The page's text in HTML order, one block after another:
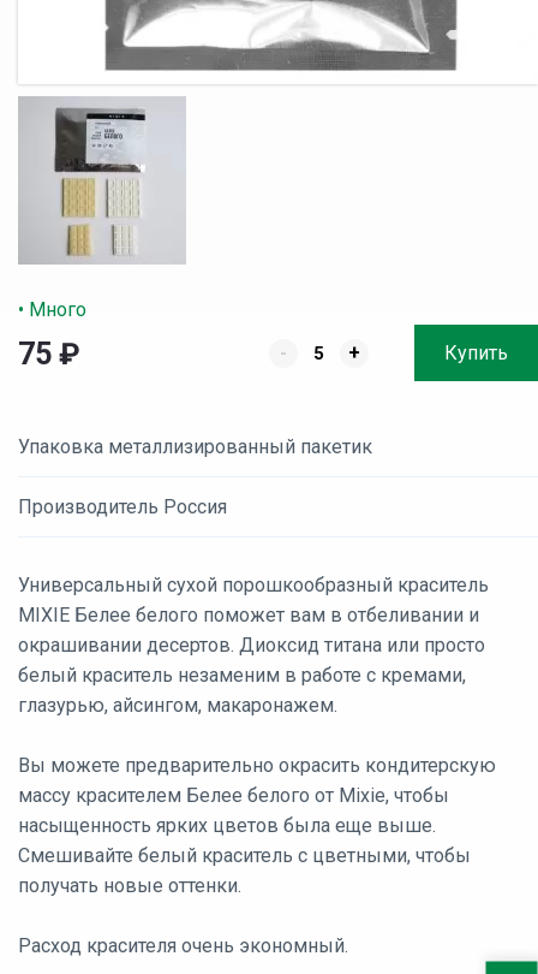
• Много
75 ₽ - + Купить
Упаковка металлизированный пакетик
Производитель Россия
Универсальный сухой порошкообразный краситель
MIXIE Белее белого поможет вам в отбеливании и
окрашивании десертов. Диоксид титана или просто
белый краситель незаменим в работе с кремами,
глазурью, айсингом, макаронажем.
Вы можете предварительно окрасить кондитерскую
массу красителем Белее белого от Mixie, чтобы
насыщенность ярких цветов была еще выше.
Смешивайте белый краситель с цветными, чтобы
получать новые оттенки.
Расход красителя очень экономный.